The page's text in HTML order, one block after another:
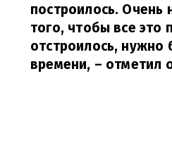
построилось. Очень
того, чтобы все это
отстроилось, нужно
времени, – отметил